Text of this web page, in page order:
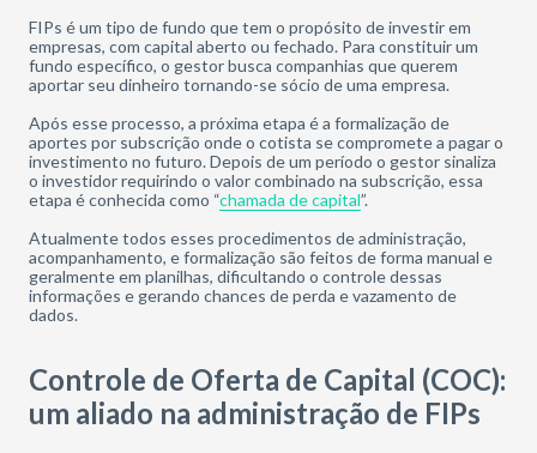
FIPs é um tipo de fundo que tem o propósito deinvestir em
empresas, com capital aberto ou fechado. Para constituir um
fundo específico, o gestor busca companhias que querem
aportar seu dinheiro tornando-se sócio de uma empresa.
Após esse processo, a próxima etapa é a formalização de
aportes por subscrição onde o cotista se comprometea pagar o
investimento no futuro. Depois de um período o gestor sinaliza
o investidor requirindo o valor combinado na subscrição, essa
etapa é conhecida como “chamada de capital”.
Atualmente todos esses procedimentos de administração,
acompanhamento, e formalização são feitos de forma manual e
geralmente em planilhas, dificultando o controle dessas
informações e gerando chances de perda e vazamento de
dados.
Controle de Oferta de Capital (COC):
um aliado na administração de FIPs